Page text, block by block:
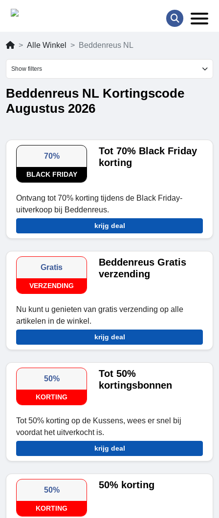
Alle Winkel Beddenreus NL
Show filters
Beddenreus NL Kortingscode
Augustus 2026
70%
BLACK FRIDAY
Tot 70% Black Friday
korting
Ontvang tot 70% korting tijdens de Black Friday-
uitverkoop bij Beddenreus.
krijg deal
Gratis
VERZENDING
Beddenreus Gratis
verzending
Nu kunt u genieten van gratis verzending op alle
artikelen in de winkel.
krijg deal
50%
KORTING
Tot 50%
kortingsbonnen
Tot 50% korting op de Kussens, wees er snel bij
voordat het uitverkocht is.
krijg deal
50%
KORTING
50% korting